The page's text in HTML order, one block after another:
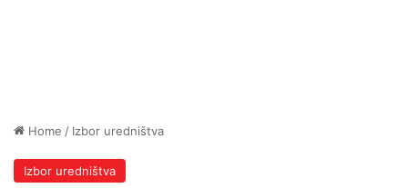
Home / Izbor uredništva
Izbor uredništva